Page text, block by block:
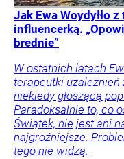
Jak Ewa Woydyłło
influencerką.
brednie”
W ostatnich latach
terapeutki uzależnień
niekiedy głoszącą
Paradoksalnie to, co
Świątek, nie jest ani
najgroźniejsze.
tego nie widzą.